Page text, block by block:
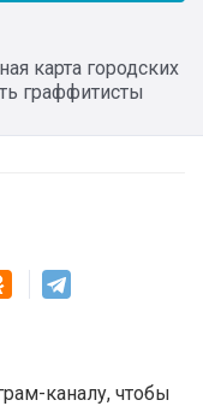
карта городских
граффитисты
каналу, чтобы